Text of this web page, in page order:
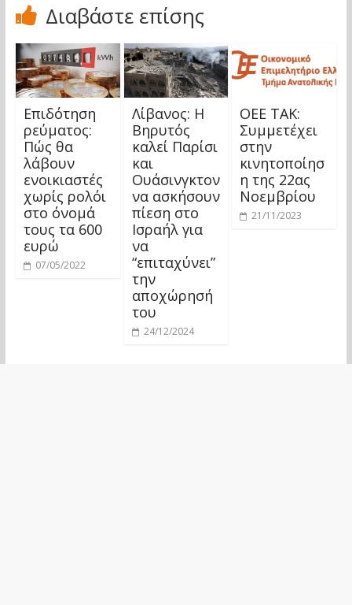
Διαβάστε επίσης
Επιδότηση
ρεύματος:
Πώς θα
λάβουν
ενοικιαστές
χωρίς ρολόι
στο όνομά
τους τα 600
ευρώ
07/05/2022
Λίβανος: Η
Βηρυτός
καλεί Παρίσι
και
Ουάσινγκτον
να ασκήσουν
πίεση στο
Ισραήλ για
να
“επιταχύνει”
την
αποχώρησή
του
24/12/2024
ΟΕΕ TAK:
Συμμετέχει
στην
κινητοποίησ
η της 22ας
Νοεμβρίου
21/11/2023